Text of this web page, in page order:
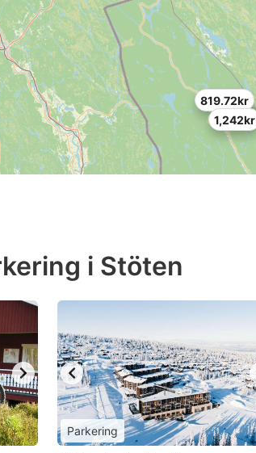
819.72kr
1,242kr
i Stöten
Parkering